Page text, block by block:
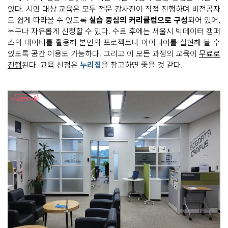
있다. 시민 대상 교육은 모두 전문 강사진이 직접 진행하며 비전공자
도 쉽게 따라올 수 있도록 실습 중심의 커리큘럼으로 구성되어 있어,
누구나 자유롭게 신청할 수 있다. 수료 후에는 서울시 빅데이터 캠퍼
스의 데이터를 활용해 본인의 프로젝트나 아이디어를 실현해 볼 수
있도록 공간 이용도 가능하다. 그리고 이 모든 과정의 교육이 무료로
진행된다. 교육 신청은 누리집을 참고하면 좋을 것 같다.